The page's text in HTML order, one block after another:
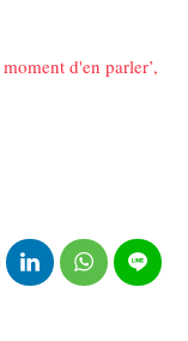
d'en parler’,